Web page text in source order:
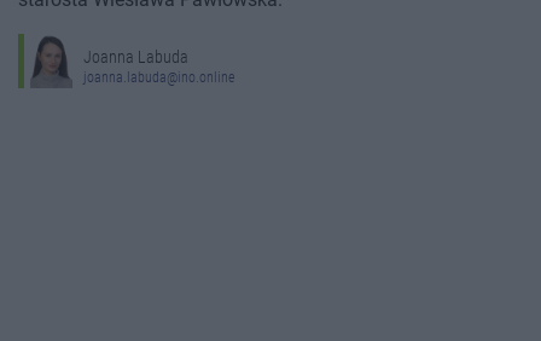
Joanna Labuda
joanna.labuda@ino.online